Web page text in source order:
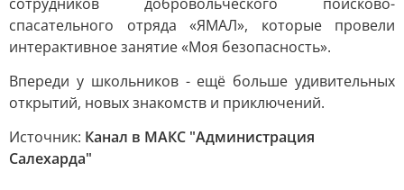
спасательного отряда «ЯМАЛ», которые провели
интерактивное занятие «Моя безопасность».
Впереди у школьников - ещё больше удивительных
открытий, новых знакомств и приключений.
Источник: Канал в МАКС "Администрация
Салехарда"